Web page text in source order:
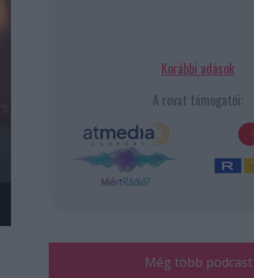
Korábbi adások
A rovat támogatói:
Még több podcast